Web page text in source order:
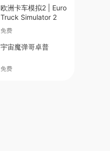
欧洲卡车模拟2 | Euro
Truck Simulator 2
免费
宇宙魔弹哥卓普
免费